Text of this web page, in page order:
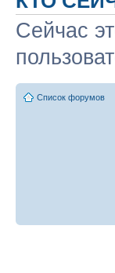
Сейчас
Список форумов